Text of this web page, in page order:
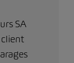
SA
client